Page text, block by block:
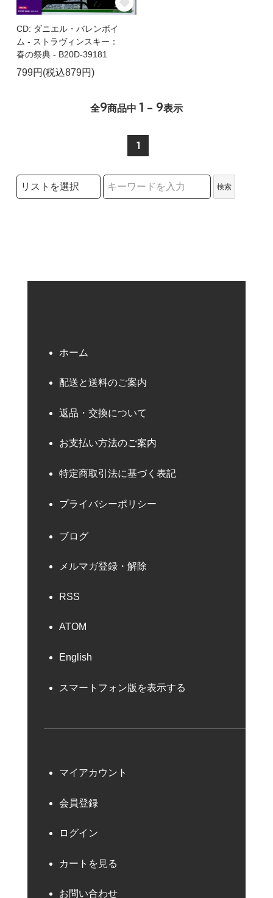
CD: ダニエル・バレンボイ
ム - ストラヴィンスキー：
春の祭典 - B20D-39181
799円(税込879円)
全9商品中 1 - 9表示
1
検索リストの選択
検索
ホーム
配送と送料のご案内
返品・交換について
お支払い方法のご案内
特定商取引法に基づく表記
プライバシーポリシー
ブログ
メルマガ登録・解除
RSS
ATOM
English
スマートフォン版を表示する
マイアカウント
会員登録
ログイン
カートを見る
お問い合わせ